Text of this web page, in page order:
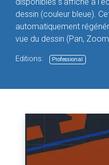
dessin (couleur bleue).
automatiquement
vue du dessin (Pan,
Editions: Professional